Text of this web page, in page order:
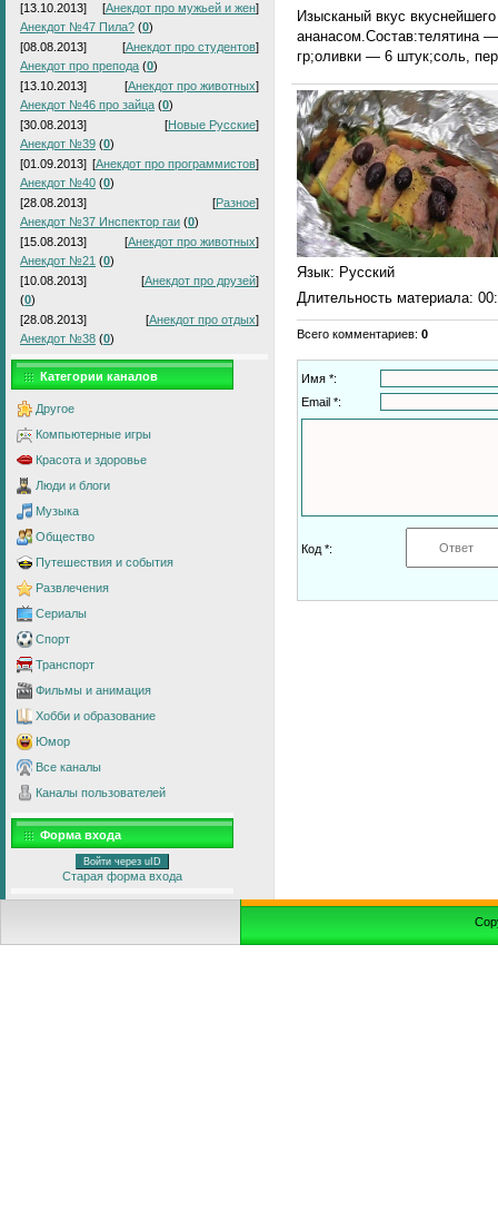
[13.10.2013]
[Анекдот про мужьей и жен]
Анекдот №47 Пила? (0)
[08.08.2013]
[Анекдот про студентов]
Анекдот про препода (0)
[13.10.2013]
[Анекдот про животных]
Анекдот №46 про зайца (0)
[30.08.2013]
[Новые Русские]
Анекдот №39 (0)
[01.09.2013] [Анекдот про программистов]
Анекдот №40 (0)
[28.08.2013]
[Разное]
Анекдот №37 Инспектор гаи (0)
[15.08.2013]
[Анекдот про животных]
Анекдот №21 (0)
[10.08.2013]
[Анекдот про друзей]
(0)
[28.08.2013]
[Анекдот про отдых]
Анекдот №38 (0)
Категории каналов
Другое
Компьютерные игры
Красота и здоровье
Люди и блоги
Музыка
Общество
Путешествия и события
Развлечения
Сериалы
Спорт
Транспорт
Фильмы и анимация
Хобби и образование
Юмор
Все каналы
Каналы пользователей
Форма входа
Войти через uID
Старая форма входа
Изысканый вкус
ананасом.Состав:телятина
гр;оливки — 6 штук;соль,
Язык: Русский
Длительность материала:
Всего комментариев: 0
Имя *:
Email *:
Код *: